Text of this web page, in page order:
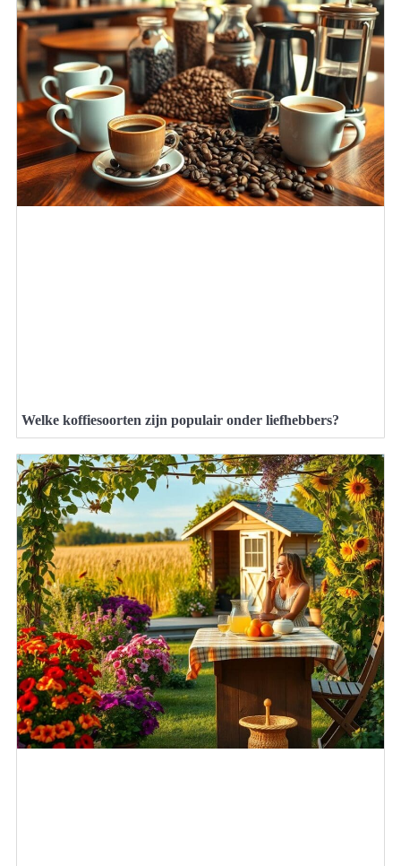
Welke koffiesoorten zijn populair onder liefhebbers?